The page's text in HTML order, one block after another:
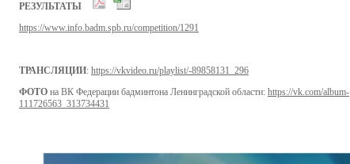
РЕЗУЛЬТАТЫ
https://www.info.badm.spb.ru/competition/1291
ТРАНСЛЯЦИИ: https://vkvideo.ru/playlist/-89858131_296
ФОТО на ВК Федерации бадминтона Ленинградской области: https://vk.com/album-
111726563_313734431